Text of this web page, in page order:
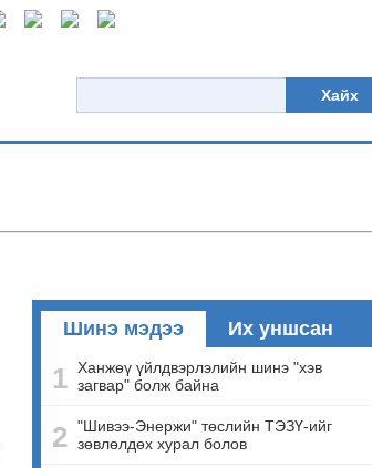
Хайх
Шинэ мэдээ Их уншсан
1 Ханжөү үйлдвэрлэлийн шинэ "хэв
загвар" болж байна
2 "Шивээ-Энержи" төслийн ТЭЗҮ-ийг
зөвлөлдөх хурал болов